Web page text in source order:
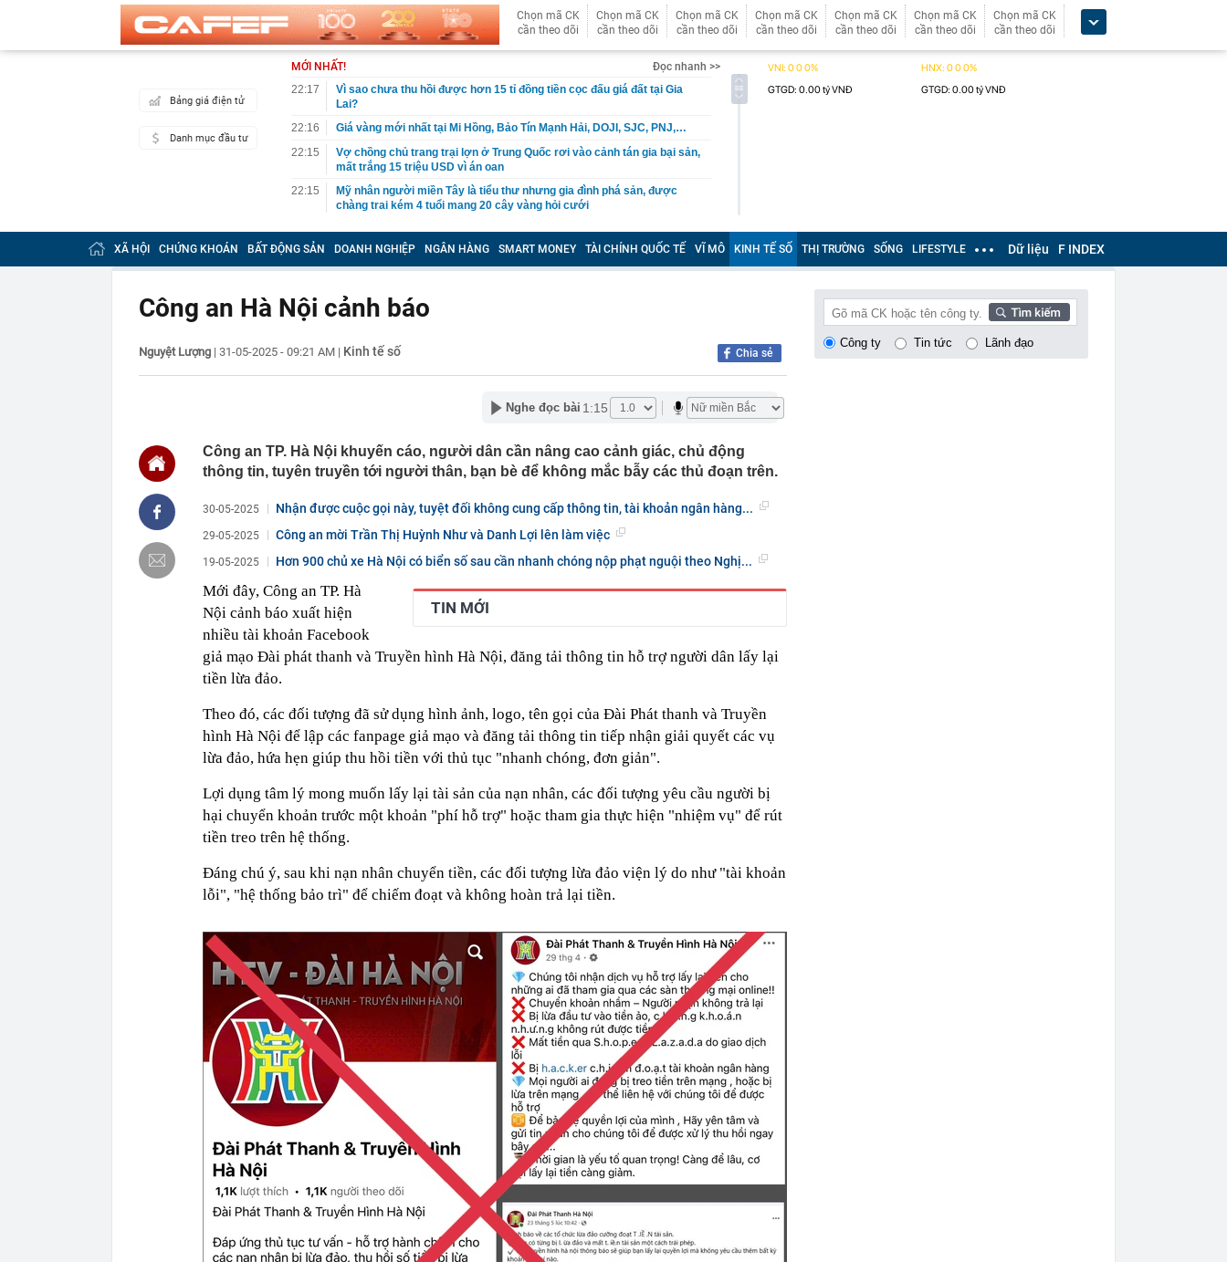
Chọn mã CK
cần theo dõi
Chọn mã CK
cần theo dõi
Chọn mã CK
cần theo dõi
Chọn mã CK
cần theo dõi
Chọn mã CK
cần theo dõi
Chọn mã CK
cần theo dõi
Chọn mã CK
cần theo dõi
Bảng giá điện tử
Danh mục đầu tư
MỚI NHẤT!
Đọc nhanh >>
22:17
Vì sao chưa thu hồi được hơn 15 tỉ đồng tiền cọc đấu giá đất tại Gia
Lai?
22:16
Giá vàng mới nhất tại Mi Hồng, Bảo Tín Mạnh Hải, DOJI, SJC, PNJ,…
22:15
Vợ chồng chủ trang trại lợn ở Trung Quốc rơi vào cảnh tán gia bại sản,
mất trắng 15 triệu USD vì án oan
22:15
Mỹ nhân người miền Tây là tiểu thư nhưng gia đình phá sản, được
chàng trai kém 4 tuổi mang 20 cây vàng hỏi cưới
22:10
Chữ “NAPAS” trên thẻ ngân hàng nghĩa là gì?
22:08
Người phụ nữ nhận được 97 triệu đồng tiền chuyển khoản nhầm liền
chuyển trả lại, 30 ngày sau được công an thông báo: “Chị đang nợ tiền
22:01
NSƯT Hoài Linh đi xe máy chạy show, rất đắt show
định cư
Không phải Nga hay Mỹ, "quán quân" sử dụng điện từ năng lượng hạt
21:51
Liên tiếp bạo hành dã man con riêng của nhân tình: Dương Đại Long
khai gì?
chính thương hiệu của mình
Người thay thế NSƯT Thành Lộc làm giám đốc: "Tôi nói thẳng"
21:30
Chiếc túi 60.000 VNĐ bán được 1,78 triệu chiếc ở Hàn Quốc: Món quà
lưu niệm rẻ nhất Myeongdong đang nói ra điều mà ngành miễn thuế
không muốn nghe
21:29
Chiếm đoạt 14 tỷ đồng bằng chiêu huy động tiền cho vay đáo hạn
doanh nghiệp ‘đi vòng’
21:23
Bắt tạm giam nhân viên quán bar Nguyễn Thanh Thiện SN 2004 và 2
nữ đồng nghiệp
XÃ HỘI CHỨNG KHOÁN BẤT ĐỘNG SẢN DOANH NGHIỆP NGÂN HÀNG SMART MONEY TÀI CHÍNH QUỐC TẾ VĨ MÔ KINH TẾ SỐ THỊ TRƯỜNG SỐNG LIFESTYLE Dữ liệu F INDEX
Công an Hà Nội cảnh báo
Nguyệt Lượng | 31-05-2025 - 09:21 AM | Kinh tế số Chia sẻ
Nghe đọc bài 1:15
Công an TP. Hà Nội khuyến cáo, người dân cần nâng cao cảnh giác, chủ động
thông tin, tuyên truyền tới người thân, bạn bè để không mắc bẫy các thủ đoạn trên.
30-05-2025 Nhận được cuộc gọi này, tuyệt đối không cung cấp thông tin, tài khoản ngân hàng...
29-05-2025 Công an mời Trần Thị Huỳnh Như và Danh Lợi lên làm việc
19-05-2025 Hơn 900 chủ xe Hà Nội có biển số sau cần nhanh chóng nộp phạt nguội theo Nghị...
TIN MỚI
Mới đây, Công an TP. Hà
Nội cảnh báo xuất hiện
nhiều tài khoản Facebook
giả mạo Đài phát thanh và Truyền hình Hà Nội, đăng tải thông tin hỗ trợ người dân lấy lại
tiền lừa đảo.
Theo đó, các đối tượng đã sử dụng hình ảnh, logo, tên gọi của Đài Phát thanh và Truyền
hình Hà Nội để lập các fanpage giả mạo và đăng tải thông tin tiếp nhận giải quyết các vụ
lừa đảo, hứa hẹn giúp thu hồi tiền với thủ tục "nhanh chóng, đơn giản".
Lợi dụng tâm lý mong muốn lấy lại tài sản của nạn nhân, các đối tượng yêu cầu người bị
hại chuyển khoản trước một khoản "phí hỗ trợ" hoặc tham gia thực hiện "nhiệm vụ" để rút
tiền treo trên hệ thống.
Đáng chú ý, sau khi nạn nhân chuyển tiền, các đối tượng lừa đảo viện lý do như "tài khoản
lỗi", "hệ thống bảo trì" để chiếm đoạt và không hoàn trả lại tiền.
Công ty Tin tức Lãnh đạo